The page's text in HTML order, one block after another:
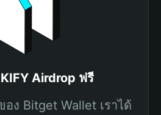
Airdrop ฟรี
ง Bitget Wallet เราได้